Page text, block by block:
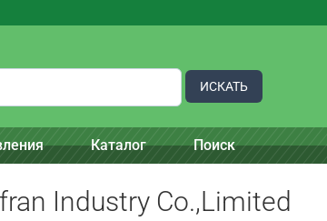
ИСКАТЬ
Каталог Поиск
Industry Co.,Limited